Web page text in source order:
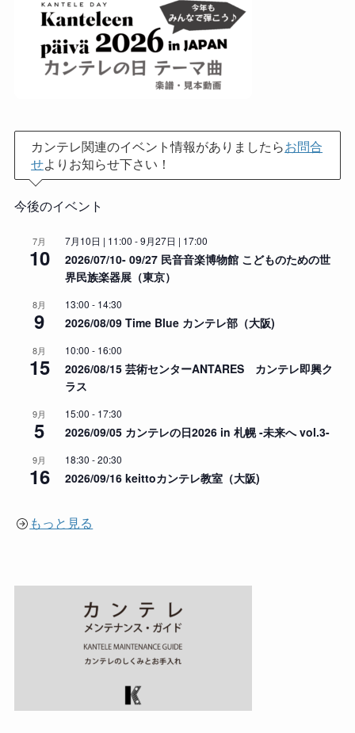
カンテレ関連のイベント情報がありましたらお問合
せよりお知らせ下さい！
今後のイベント
7月
10
7月10日 | 11:00 -9月27日 | 17:00
2026/07/10- 09/27 民音音楽博物館 こどものための世
界民族楽器展（東京）
8月
9
13:00 - 14:30
2026/08/09 Time Blue カンテレ部（大阪)
8月
15
10:00 - 16:00
2026/08/15 芸術センターANTARES カンテレ即興ク
ラス
9月
5
15:00 - 17:30
2026/09/05 カンテレの日2026 in 札幌 -未来へ vol.3-
9月
16
18:30 -20:30
2026/09/16 keittoカンテレ教室（大阪)
もっと見る